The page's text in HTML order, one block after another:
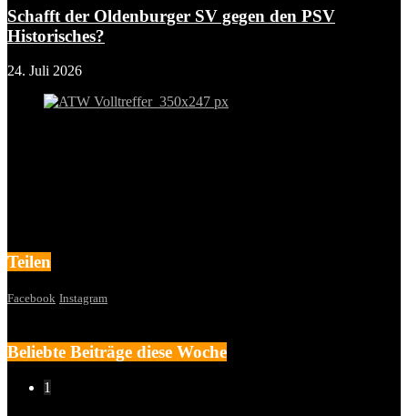
Schafft der Oldenburger SV gegen den PSV
Historisches?
24. Juli 2026
Teilen
Facebook Instagram
Beliebte Beiträge diese Woche
1